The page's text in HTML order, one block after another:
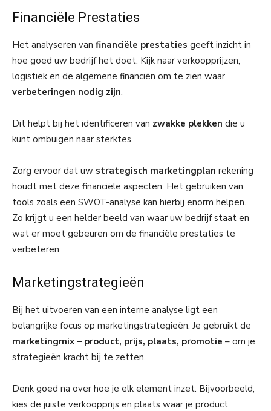
Financiële Prestaties
Het analyseren van financiële prestaties geeft inzicht in
hoe goed uw bedrijf het doet. Kijk naar verkoopprijzen,
logistiek en de algemene financiën om te zien waar
verbeteringen nodig zijn.
Dit helpt bij het identificeren van zwakke plekken die u
kunt ombuigen naar sterktes.
Zorg ervoor dat uw strategisch marketingplan rekening
houdt met deze financiële aspecten. Het gebruiken van
tools zoals een SWOT-analyse kan hierbij enorm helpen.
Zo krijgt u een helder beeld van waar uw bedrijf staat en
wat er moet gebeuren om de financiële prestaties te
verbeteren.
Marketingstrategieën
Bij het uitvoeren van een interne analyse ligt een
belangrijke focus op marketingstrategieën. Je gebruikt de
marketingmix – product, prijs, plaats, promotie – om je
strategieën kracht bij te zetten.
Denk goed na over hoe je elk element inzet. Bijvoorbeeld,
kies de juiste verkoopprijs en plaats waar je product